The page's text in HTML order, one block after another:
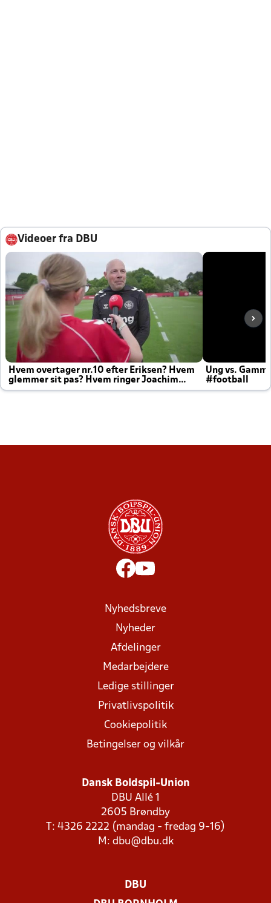
Videoer fra DBU
Hvem overtager nr.10 efter Eriksen? Hvem
glemmer sit pas? Hvem ringer Joachim
altid til efter kampe?
Ung vs.
#football
Nyhedsbreve
Nyheder
Afdelinger
Medarbejdere
Ledige stillinger
Privatlivspolitik
Cookiepolitik
Betingelser og vilkår
Dansk Boldspil-Union
DBU Allé 1
2605 Brøndby
T: 4326 2222 (mandag - fredag 9-16)
M: dbu@dbu.dk
DBU